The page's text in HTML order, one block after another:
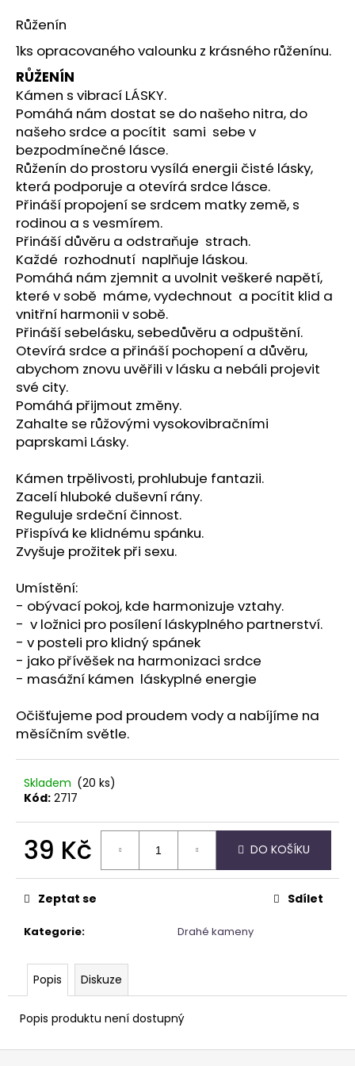
Růženín
1ks opracovaného valounku z krásného růženínu.
RŮŽENÍN
Kámen s vibrací LÁSKY.
Pomáhá nám dostat se do našeho nitra, do
našeho srdce a pocítit sami sebe v
bezpodmínečné lásce.
Růženín do prostoru vysílá energii čisté lásky,
která podporuje a otevírá srdce lásce.
Přináší propojení se srdcem matky země, s
rodinou a s vesmírem.
Přináší důvěru a odstraňuje strach.
Každé rozhodnutí naplňuje láskou.
Pomáhá nám zjemnit a uvolnit veškeré napětí,
které v sobě máme, vydechnout a pocítit klid a
vnitřní harmonii v sobě.
Přináší sebelásku, sebedůvěru a odpuštění.
Otevírá srdce a přináší pochopení a důvěru,
abychom znovu uvěřili v lásku a nebáli projevit
své city.
Pomáhá přijmout změny.
Zahalte se růžovými vysokovibračními
paprskami Lásky.
Kámen trpělivosti, prohlubuje fantazii.
Zacelí hluboké duševní rány.
Reguluje srdeční činnost.
Přispívá ke klidnému spánku.
Zvyšuje prožitek při sexu.
Umístění:
- obývací pokoj, kde harmonizuje vztahy.
- v ložnici pro posílení láskyplného partnerství.
- v posteli pro klidný spánek
- jako přívěšek na harmonizaci srdce
- masážní kámen láskyplné energie
Očišťujeme pod proudem vody a nabíjíme na
měsíčním světle.
Skladem (20 ks)
Kód: 2717
39 Kč
cena:
DO KOŠÍKU
Kategorie: Drahé kameny
Zeptat se Sdílet
Popis Diskuze
Popis produktu není dostupný
a
j
í
t
?
HLEDAT
D
o
p
o
r
u
č
u
j
e
m
e
APATIT
SRDCE
695
Kč
Z